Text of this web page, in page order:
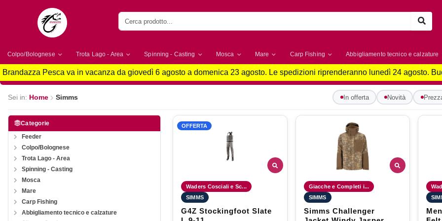
Colpo/Bolognese Trota Lago - Area Spinning - Casting Mosca Mare Carp Fishing Abbigliamento tecnico e calzature
Brandazza Pesca va in vacanza da giovedì 6 agosto a domenica 23 agosto. Le spedizioni riprenderanno lunedì 24 agosto.
Sei in: Home Simms In offerta Novità
Categorie
Feeder
Colpo/Bolognese
Trota Lago - Area
Spinning - Casting
Mosca
Mare
Carp Fishing
Abbigliamento tecnico e calzature
OFFERTA
Waders Cosciali e Sc...
SIMMS
G4Z Stockingfoot Slate
Giacche e Completi i...
SIMMS
Simms Challenger